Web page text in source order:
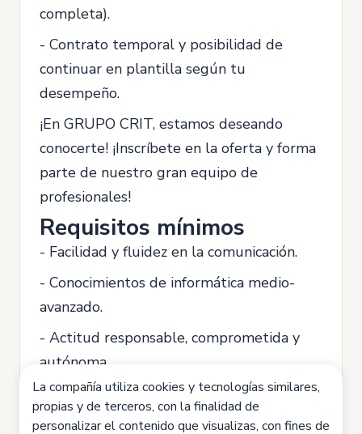
completa).
- Contrato temporal y posibilidad de
continuar en plantilla según tu
desempeño.
¡En GRUPO CRIT, estamos deseando
conocerte! ¡Inscríbete en la oferta y forma
parte de nuestro gran equipo de
profesionales!
Requisitos mínimos
- Facilidad y fluidez en la comunicación.
- Conocimientos de informática medio-
avanzado.
- Actitud responsable, comprometida y
autónoma.
- Trabajo en equipo y disposición
colaborativa.
La compañía utiliza cookies y tecnologías similares,
propias y de terceros, con la finalidad de
personalizar el contenido que visualizas, con fines de